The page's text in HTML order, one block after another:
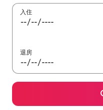
入住
退房